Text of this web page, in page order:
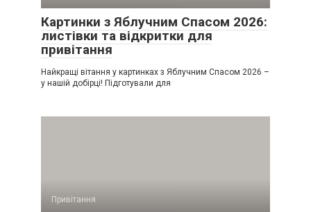
Картинки з Яблучним Спасом 2026:
листівки та відкритки для
привітання
Найкращі вітання у картинках з Яблучним Спасом 2026 –
у нашій добірці! Підготували для
Привітання